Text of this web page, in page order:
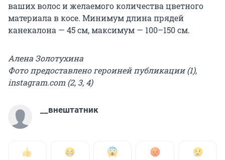
ваших волос и желаемого количества цветного
материала в косе. Минимум длина прядей
канекалона — 45 см, максимум — 100–150 см.
Алена Золотухина
Фото предоставлено героиней публикации (1),
instagram.com (2, 3, 4)
__внештатник